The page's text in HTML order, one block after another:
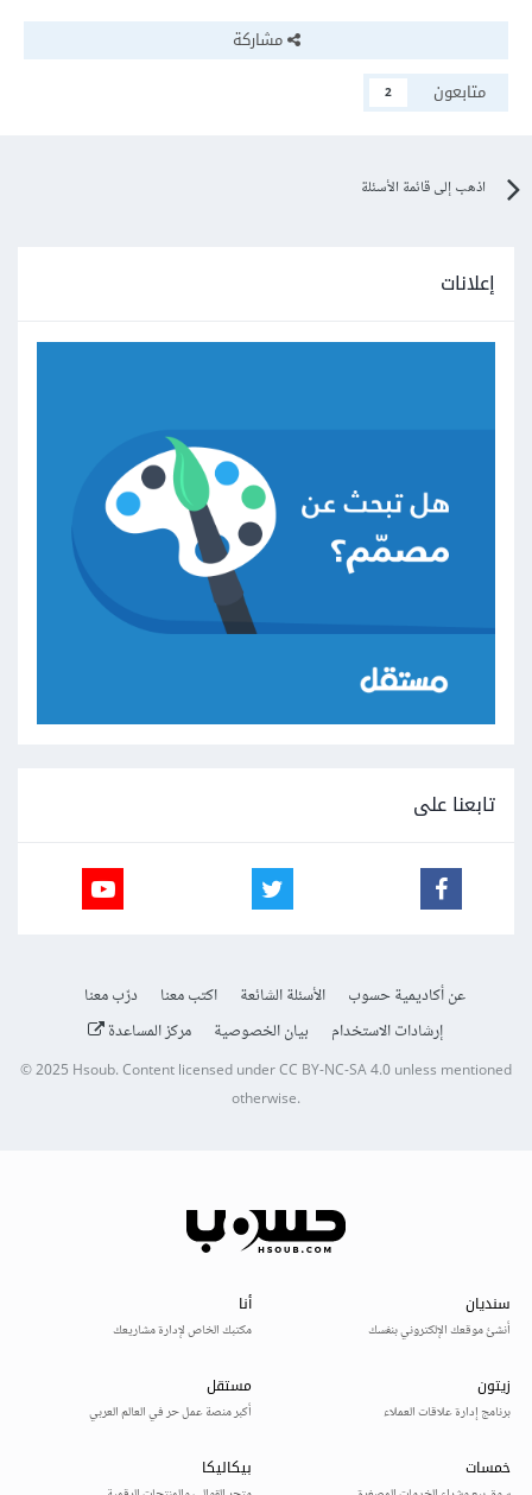
مشاركة
متابعون
2
اذهب إلى قائمة الأسئلة
إعلانات
تابعنا على
عن أكاديمية حسوب الأسئلة الشائعة اكتب معنا
درّب معنا
إرشادات الاستخدام
بيان الخصوصية مركز المساعدة
© 2025Hsoub.Content licensed underCC BY-NC-SA 4.0unless mentioned
otherwise.